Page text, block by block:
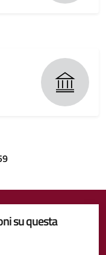
su questa